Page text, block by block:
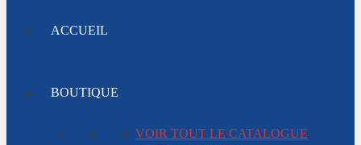
ACCUEIL
BOUTIQUE
VOIR TOUT LE CATALOGUE